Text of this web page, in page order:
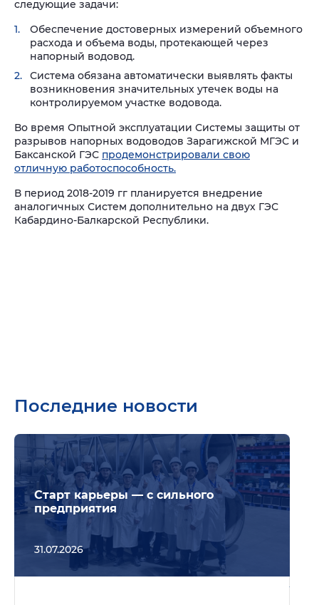
следующие задачи:
Обеспечение достоверных измерений объемного
расхода и объема воды, протекающей через
напорный водовод.
Система обязана автоматически выявлять факты
возникновения значительных утечек воды на
контролируемом участке водовода.
Во время Опытной эксплуатации Системы защиты от
разрывов напорных водоводов Зарагижской МГЭС и
Баксанской ГЭС продемонстрировали свою
отличную работоспособность.
В период 2018-2019 гг планируется внедрение
аналогичных Систем дополнительно на двух ГЭС
Кабардино-Балкарской Республики.
Последние новости
Старт карьеры — с сильного
предприятия
31.07.2026